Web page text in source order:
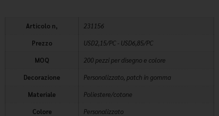
Articolo n, 231156
Prezzo USD2,15/PC - USD6,85/PC
MOQ 200 pezzi per disegno e colore
Decorazione Personalizzato, patch in gomma
Materiale Poliestere/cotone
Colore Personalizzato